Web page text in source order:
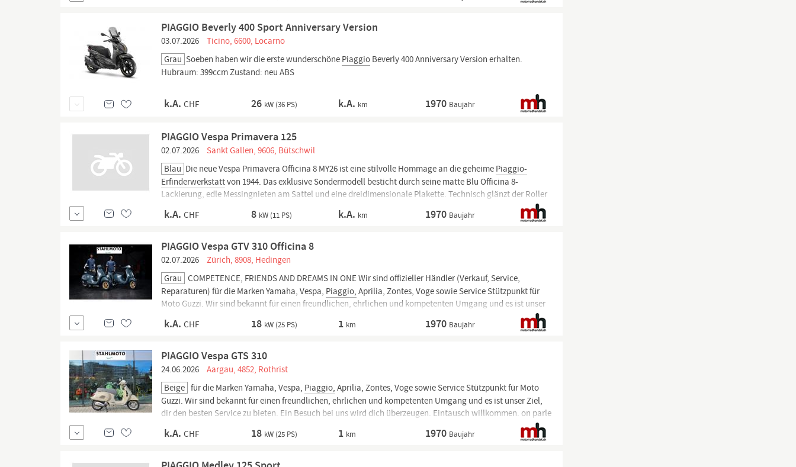
PIAGGIO Beverly 400 Sport Anniversary Version
03.07.2026 Ticino, 6600, Locarno
k.A. CHF 26 kW (36 PS) k.A. km 1970 Baujahr
Grau Soeben haben wir die erste wunderschöne Piaggio Beverly 400 Anniversary Version erhalten.
Hubraum: 399ccm Zustand: neu ABS
PIAGGIO Vespa Primavera 125
02.07.2026 Sankt Gallen, 9606, Bütschwil
k.A. CHF 8 kW (11 PS) k.A. km 1970 Baujahr
Blau Die neue Vespa Primavera Officina 8 MY26 ist eine stilvolle Hommage an die geheime Piaggio-
Erfinderwerkstattvon 1944. Das exklusive Sondermodell besticht durch seine matte Blu Officina 8-
Lackierung, edle Messingnieten am Sattel und eine dreidimensionale Plakette. Technisch glänzt der Roller
PIAGGIO Vespa GTV 310 Officina 8
02.07.2026 Zürich, 8908, Hedingen
k.A. CHF 18 kW (25 PS) 1 km 1970 Baujahr
Grau COMPETENCE, FRIENDS AND DREAMS IN ONE Wir sind offizieller Händler (Verkauf, Service,
Reparaturen) für die Marken Yamaha, Vespa, Piaggio, Aprilia, Zontes, Voge sowie Service Stützpunkt für
Moto Guzzi. Wir sind bekannt für einen freundlichen, ehrlichen und kompetenten Umgang und es ist unser
PIAGGIO Vespa GTS 310
24.06.2026 Aargau, 4852, Rothrist
k.A. CHF 18 kW (25 PS) 1 km 1970 Baujahr
Beige für die Marken Yamaha, Vespa, Piaggio, Aprilia, Zontes, Voge sowie Service Stützpunkt für Moto
Guzzi. Wir sind bekannt für einen freundlichen, ehrlichen und kompetenten Umgang und es ist unser Ziel,
dir den besten Service zu bieten. Ein Besuch bei uns wird dich überzeugen. Eintausch willkommen. on parle